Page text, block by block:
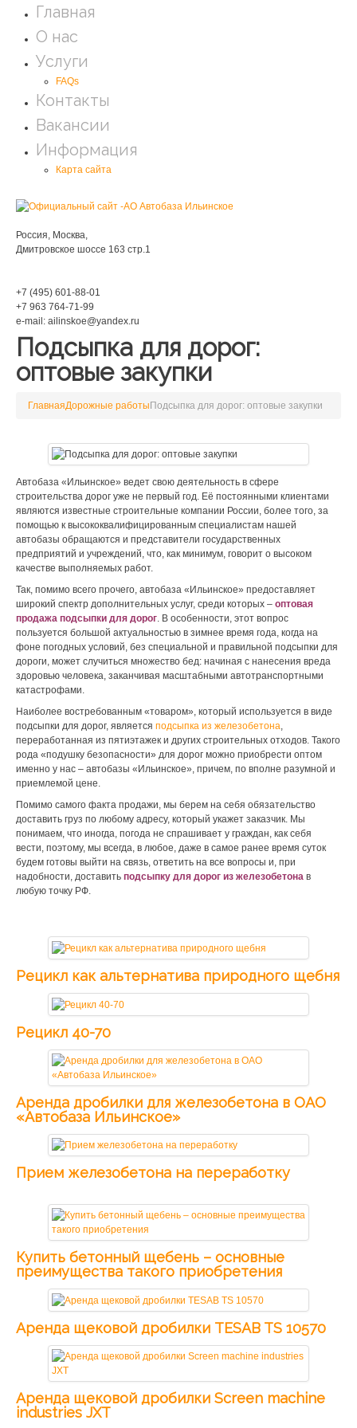
Главная
О нас
Услуги
FAQs
Контакты
Вакансии
Информация
Карта сайта
Россия, Москва,
Дмитровское шоссе 163 стр.1
+7 (495) 601-88-01
+7 963 764-71-99
e-mail: ailinskoe@yandex.ru
Подсыпка для дорог:
оптовые закупки
ГлавнаяДорожные работы Подсыпка для дорог: оптовые закупки
Автобаза «Ильинское» ведет свою деятельность в сфере
строительства дорог уже не первый год. Её постоянными клиентами
являются известные строительные компании России, более того, за
помощью к высококвалифицированным специалистам нашей
автобазы обращаются и представители государственных
предприятий и учреждений, что, как минимум, говорит о высоком
качестве выполняемых работ.
Так, помимо всего прочего, автобаза «Ильинское» предоставляет
широкий спектр дополнительных услуг, среди которых – оптовая
продажа подсыпки для дорог. В особенности, этот вопрос
пользуется большой актуальностью в зимнее время года, когда на
фоне погодных условий, без специальной и правильной подсыпки для
дороги, может случиться множество бед: начиная с нанесения вреда
здоровью человека, заканчивая масштабными автотранспортными
катастрофами.
Наиболее востребованным «товаром», который используется в виде
подсыпки для дорог, является подсыпка из железобетона,
переработанная из пятиэтажек и других строительных отходов. Такого
рода «подушку безопасности» для дорог можно приобрести оптом
именно у нас – автобазы «Ильинское», причем, по вполне разумной и
приемлемой цене.
Помимо самого факта продажи, мы берем на себя обязательство
доставить груз по любому адресу, который укажет заказчик. Мы
понимаем, что иногда, погода не спрашивает у граждан, как себя
вести, поэтому, мы всегда, в любое, даже в самое ранее время суток
будем готовы выйти на связь, ответить на все вопросы и, при
надобности, доставить подсыпку для дорог из железобетона в
любую точку РФ.
Рецикл как альтернатива природного щебня
Рецикл 40-70
Аренда дробилки для железобетона в ОАО
«Автобаза Ильинское»
Прием железобетона на переработку
Купить бетонный щебень – основные
преимущества такого приобретения
Аренда щековой дробилки TESAB TS 10570
Аренда щековой дробилки Screen machine
industries JXT